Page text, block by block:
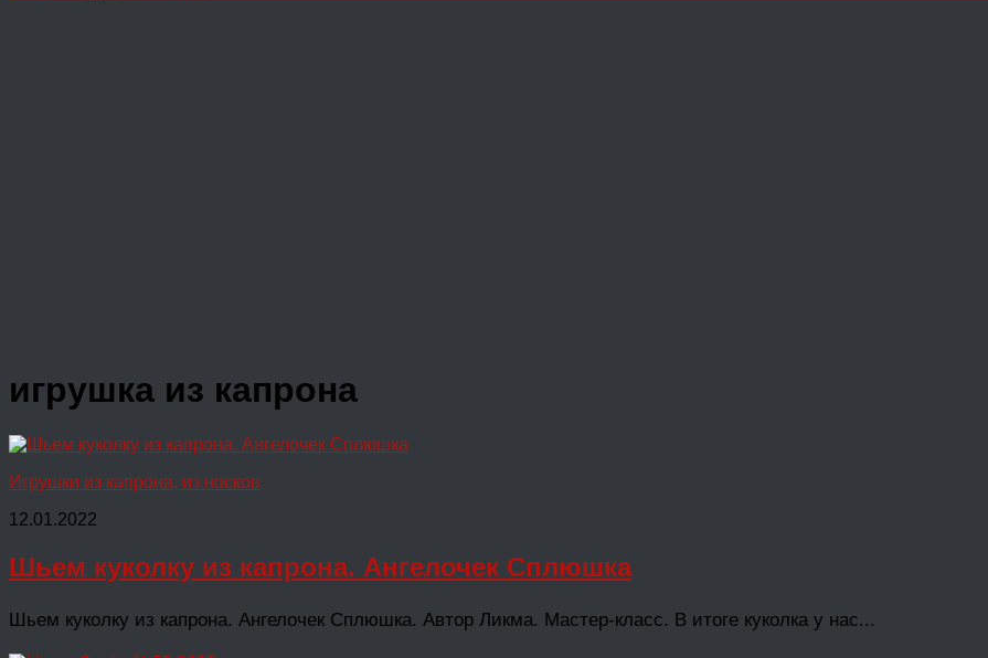
игрушка из капрона
Игрушки из капрона, из носков
12.01.2022
Шьем куколку из капрона. Ангелочек Сплюшка
Шьем куколку из капрона. Ангелочек Сплюшка. Автор Ликма. Мастер-класс. В итоге куколка у нас...